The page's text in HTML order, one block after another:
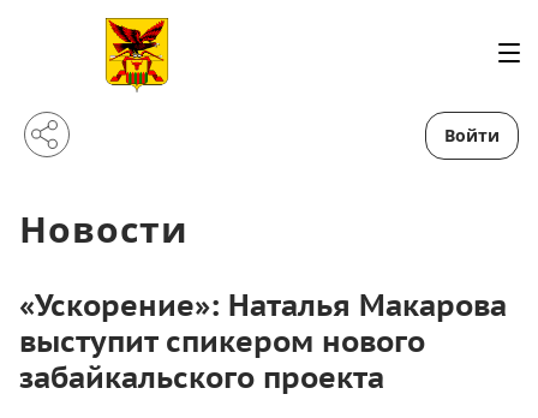
Войти
Новости
«Ускорение»: Наталья Макарова
выступит спикером нового
забайкальского проекта